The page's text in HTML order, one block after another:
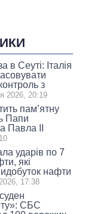
в Сеуті: Італія
з
2026, 20:19
пам’ятну
Папи
Павла II
ударів по 7
які
нафти
17:38
СБС